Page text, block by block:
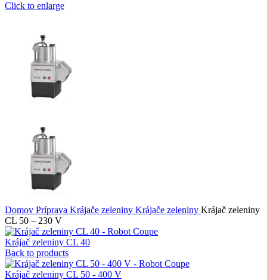
Click to enlarge
Domov Príprava Krájače zeleniny Krájače zeleniny Krájač zeleniny
CL 50 – 230 V
Krájač zeleniny CL 40
Back to products
Krájač zeleniny CL 50 - 400 V